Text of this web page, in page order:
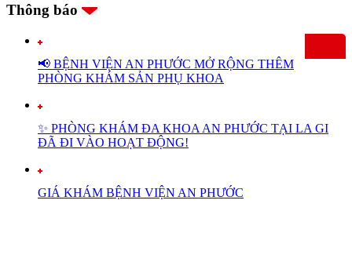
Thông báo
📢 BỆNH VIỆN AN PHƯỚC MỞ RỘNG THÊM
PHÒNG KHÁM SẢN PHỤ KHOA
✨ PHÒNG KHÁM ĐA KHOA AN PHƯỚC TẠI LA GI
ĐÃ ĐI VÀO HOẠT ĐỘNG!
GIÁ KHÁM BỆNH VIỆN AN PHƯỚC